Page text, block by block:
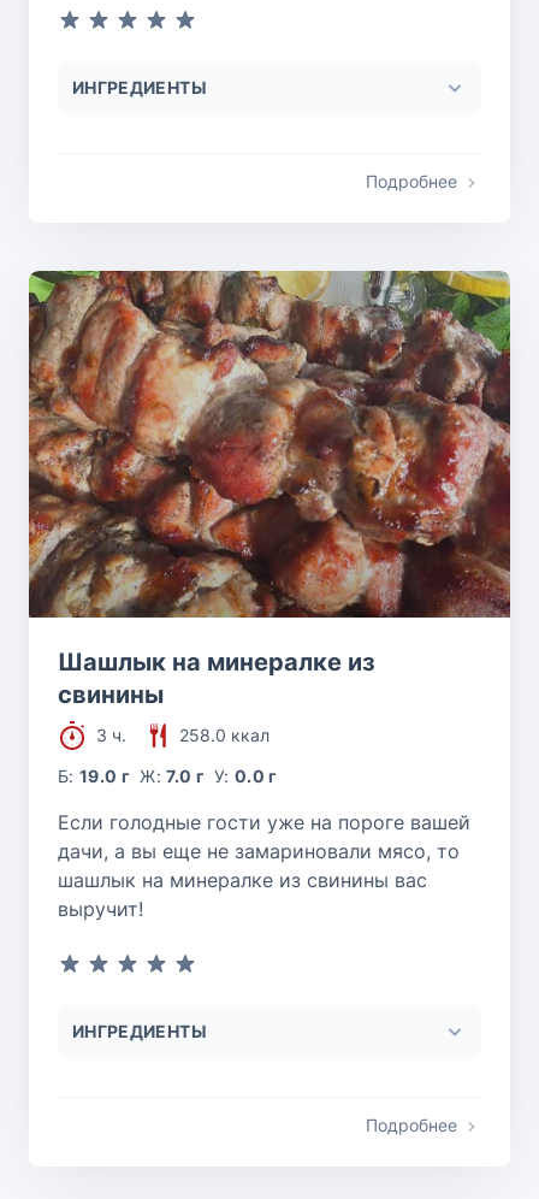
ИНГРЕДИЕНТЫ
Подробнее
Шашлык на минералке из
свинины
3 ч.
258.0 ккал
Б:19.0 г Ж:7.0 г У:0.0 г
Если голодные гости уже на пороге вашей
дачи, а вы еще не замариновали мясо, то
шашлык на минералке из свинины вас
выручит!
ИНГРЕДИЕНТЫ
Подробнее